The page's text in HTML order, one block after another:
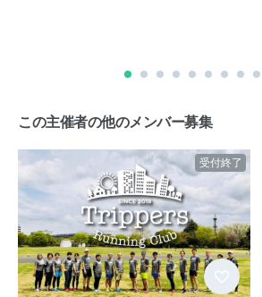
この主催者の他のメンバー募集
受付終了